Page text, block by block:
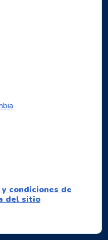
Threads
Tiktok
Twitter
Logo Facebook
condiciones de
del sitio